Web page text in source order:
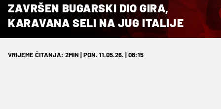
ZAVRŠEN BUGARSKI DIO GIRA,
KARAVANA SELI NA JUG ITALIJE
VRIJEME ČITANJA: 2MIN | PON. 11.05.26. | 08:15